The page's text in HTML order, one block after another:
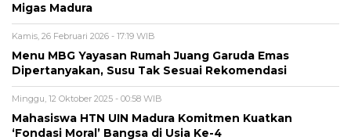
Migas Madura
Kamis, 26 Februari 2026 - 17:19 WIB
Menu MBG Yayasan Rumah Juang Garuda Emas
Dipertanyakan, Susu Tak Sesuai Rekomendasi
Minggu, 12 Oktober 2025 - 00:58 WIB
Mahasiswa HTN UIN Madura Komitmen Kuatkan
‘Fondasi Moral’ Bangsa di Usia Ke-4